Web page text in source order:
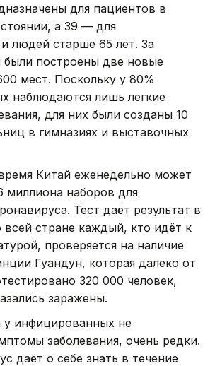
для пациентов в
а 39 — для
людей старше 65 лет. За
были построены две новые
мест. Поскольку у 80%
наблюдаются лишь легкие
для них были созданы 10
в гимназиях и выставочных
Китай еженедельно может
миллиона наборов для
Тест даёт результат в
стране каждый, кто идёт к
проверяется на наличие
Гуандун, которая далеко от
320 000 человек,
заражены.
у инфицированных не
заболевания, очень редки.
даёт о себе знать в течение